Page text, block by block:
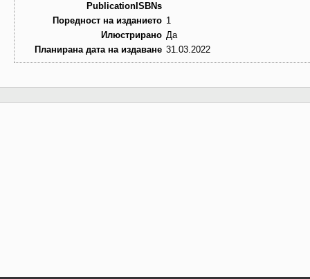
PublicationISBNs
Поредност на изданието 1
Илюстрирано Да
Планирана дата на издаване 31.03.2022